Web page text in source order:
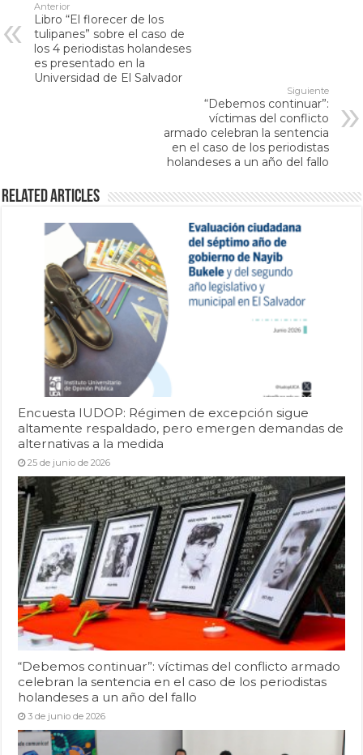
Anterior
Libro “El florecer de los
tulipanes” sobre el caso de
los 4 periodistas holandeses
es presentado en la
Universidad de El Salvador
Siguiente
“Debemos continuar”:
víctimas del conflicto
armado celebran la sentencia
en el caso de los periodistas
holandeses a un año del fallo
Related Articles
Encuesta IUDOP: Régimen de excepción sigue
altamente respaldado, pero emergen demandas de
alternativas a la medida
25 de junio de 2026
“Debemos continuar”: víctimas del conflicto armado
celebran la sentencia en el caso de los periodistas
holandeses a un año del fallo
3 de junio de 2026